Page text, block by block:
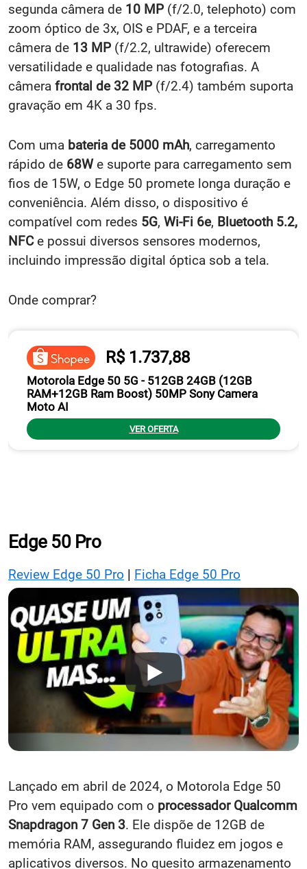
segunda câmera de 10 MP (f/2.0, telephoto) com
zoom óptico de 3x, OIS e PDAF, e a terceira
câmera de 13 MP (f/2.2, ultrawide) oferecem
versatilidade e qualidade nas fotografias. A
câmera frontal de 32 MP (f/2.4) também suporta
gravação em 4K a 30 fps.
Com uma bateria de 5000 mAh, carregamento
rápido de 68We suporte para carregamento sem
fios de 15W, o Edge 50 promete longa duração e
conveniência. Além disso, o dispositivo é
compatível com redes 5G, Wi-Fi 6e, Bluetooth 5.2,
NFCe possui diversos sensores modernos,
incluindo impressão digital óptica sob a tela.
Onde comprar?
R$ 1.737,88
Motorola Edge 50 5G - 512GB 24GB (12GB
RAM+12GB Ram Boost) 50MP Sony Camera
Moto AI
VER OFERTA
Edge 50 Pro
Review Edge 50 Pro | Ficha Edge 50 Pro
Lançado em abril de 2024, o Motorola Edge 50
Pro vem equipado com o processador Qualcomm
Snapdragon 7 Gen 3. Ele dispõe de 12GB de
memória RAM, assegurando fluidez em jogos e
aplicativos diversos. No quesito armazenamento